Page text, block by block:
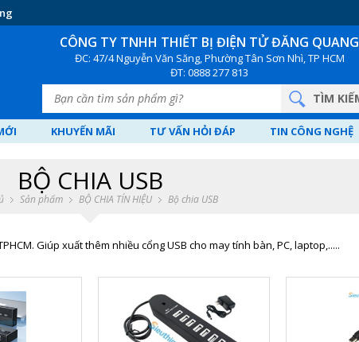
CÔNG TY TNHH THIẾT BỊ ĐIỆN TỬĐĂNG QUANG
ĐC: 47/4 Nguyễn Văn Săng, Phường Tân Sơn Nhì, TP HCM
ĐT: 0888 277 813
KHUYẾN MÃI TƯ VẤN HỎI ĐÁP TIN CÔNG NGHỆ
BỘ CHIA USB
Sản phẩm BỘ CHIA TÍN HIỆU Bộ chia USB
Giúp xuất thêm nhiều cổng USB cho may tính bàn, PC, laptop,.....